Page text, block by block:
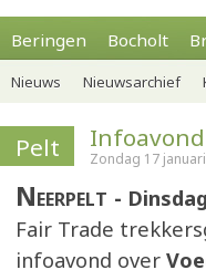
Beringen Bocholt
Nieuws Nieuwsarchief
Pelt Zondag 17
Neerpelt
Fair Trade
infoavond over